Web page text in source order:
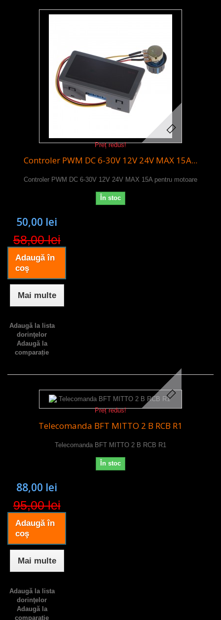
Preț redus!
Controler PWM DC 6-30V 12V 24V MAX 15A...
Controler PWM DC 6-30V 12V 24V MAX 15A pentru motoare
În stoc
50,00 lei
58,00 lei
Adaugă în
coş
Mai multe
Adaugă la lista
dorinţelor
Adaugă la
comparație
Preț redus!
Telecomanda BFT MITTO 2 B RCB R1
Telecomanda BFT MITTO 2 B RCB R1
În stoc
88,00 lei
95,00 lei
Adaugă în
coş
Mai multe
Adaugă la lista
dorinţelor
Adaugă la
comparație